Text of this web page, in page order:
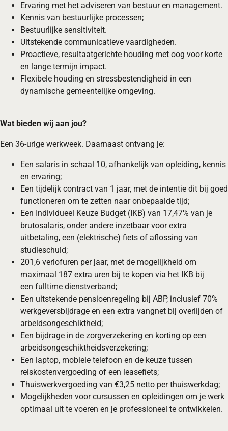
Ervaring met het adviseren van bestuur en management.
Kennis van bestuurlijke processen;
Bestuurlijke sensitiviteit.
Uitstekende communicatieve vaardigheden.
Proactieve, resultaatgerichte houding met oog voor korte
en lange termijn impact.
Flexibele houding en stressbestendigheid in een
dynamische gemeentelijke omgeving.
Wat bieden wij aan jou?
Een 36-urige werkweek. Daarnaast ontvang je:
Een salaris in schaal 10, afhankelijk van opleiding, kennis
en ervaring;
Een tijdelijk contract van 1 jaar, met de intentie dit bij goed
functioneren om te zetten naar onbepaalde tijd;
Een Individueel Keuze Budget (IKB) van 17,47% van je
brutosalaris, onder andere inzetbaar voor extra
uitbetaling, een (elektrische) fiets of aflossing van
studieschuld;
201,6 verlofuren per jaar, met de mogelijkheid om
maximaal 187 extra uren bij te kopen via het IKB bij
een fulltime dienstverband;
Een uitstekende pensioenregeling bij ABP, inclusief 70%
werkgeversbijdrage en een extra vangnet bij overlijden of
arbeidsongeschiktheid;
Een bijdrage in de zorgverzekering en korting op een
arbeidsongeschiktheidsverzekering;
Een laptop, mobiele telefoon en de keuze tussen
reiskostenvergoeding of een leasefiets;
Thuiswerkvergoeding van €3,25 netto per thuiswerkdag;
Mogelijkheden voor cursussen en opleidingen om je werk
optimaal uit te voeren en je professioneel te ontwikkelen.